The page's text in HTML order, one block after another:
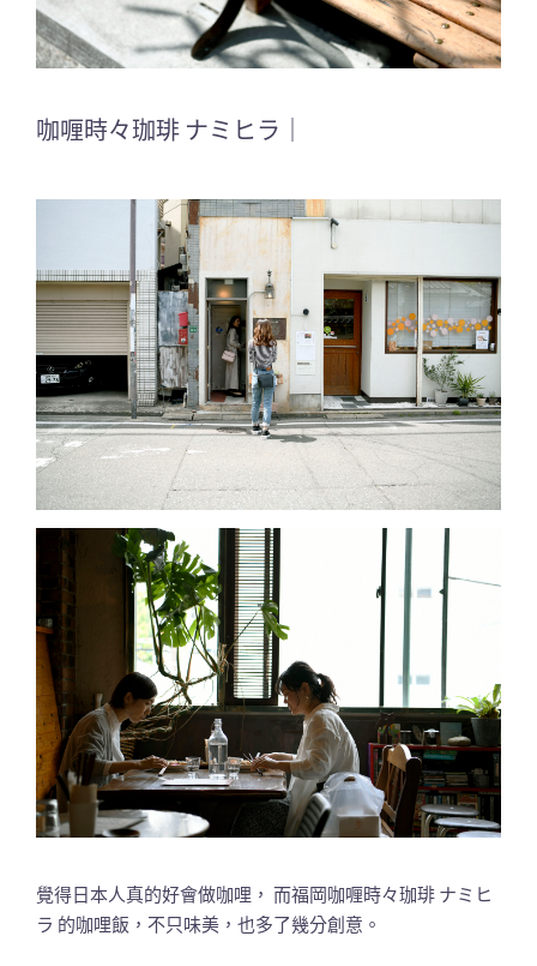
咖喱時々珈琲 ナミヒラ｜
覺得日本人真的好會做咖哩， 而福岡咖喱時々珈琲 ナミヒ
ラ 的咖哩飯，不只味美，也多了幾分創意。